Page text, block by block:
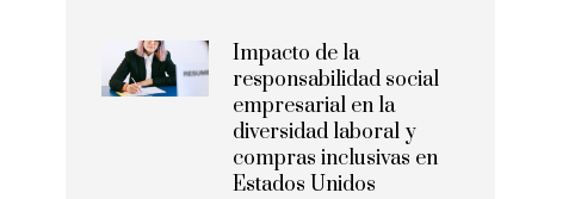
Impacto de la
responsabilidad social
empresarial en la
diversidad laboral y
compras inclusivas en
Estados Unidos